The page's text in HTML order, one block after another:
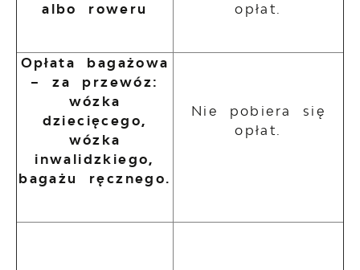
albo roweru
opłat.
Opłata bagażowa
– za przewóz:
wózka
dziecięcego,
wózka
inwalidzkiego,
bagażu ręcznego.
Nie pobiera się
opłat.